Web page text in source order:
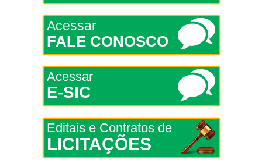
Acessar
FALE CONOSCO
Acessar
E-SIC
Editais e Contratos de
LICITAÇÕES